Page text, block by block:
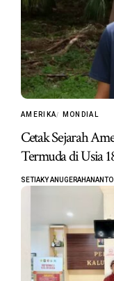
AMERIKA MONDIAL
Cetak Sejarah
Termuda di Usia
SETIAKY